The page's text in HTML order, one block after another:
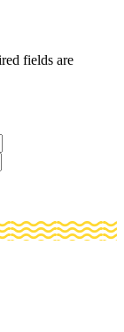
fields are